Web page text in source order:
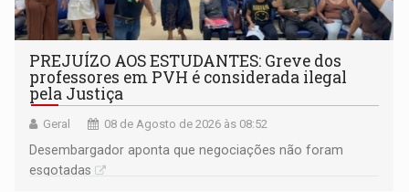
PREJUÍZO AOS ESTUDANTES: Greve dos
professores em PVH é considerada ilegal
pela Justiça
Geral 08 de Agosto de 2026 às 08:52
Desembargador aponta que negociações não foram
esgotadas